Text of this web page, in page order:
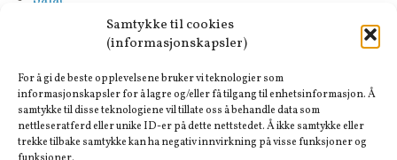
Samtykke til cookies
(informasjonskapsler)
For å gi de beste opplevelsene bruker vi teknologier som
informasjonskapsler for å lagre og/eller få tilgang til enhetsinformasjon. Å
samtykke til disse teknologiene vil tillate oss å behandle data som
nettleseratferd eller unike ID-er på dette nettstedet. Å ikke samtykke eller
trekke tilbake samtykke kan ha negativ innvirkning på visse funksjoner og
Suppe
Tapas-Mezze
Tyrkisk
Vegan
Vegetar